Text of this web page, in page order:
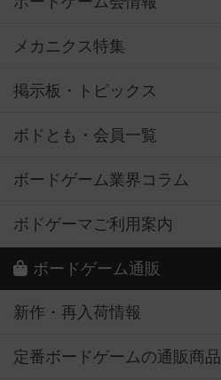
メカニクス特集
掲示板・トピックス
ボドとも・会員一覧
ボードゲーム業界コラム
ボドゲーマご利用案内
ボードゲーム通販
新作・再入荷情報
定番ボードゲームの通販商品